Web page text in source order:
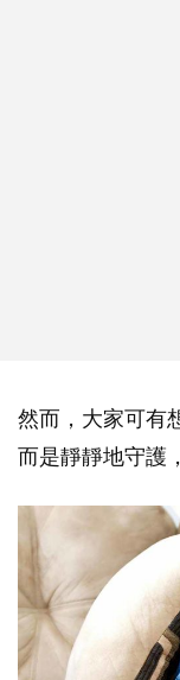
然而，大家可有
而是靜靜地守護